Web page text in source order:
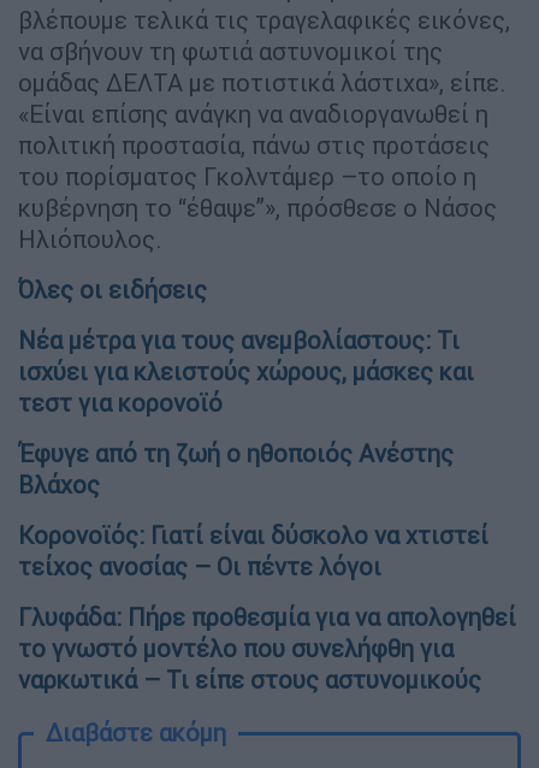
βλέπουμε τελικά τις τραγελαφικές εικόνες,
να σβήνουν τη φωτιά αστυνομικοί της
ομάδας ΔΕΛΤΑ με ποτιστικά λάστιχα», είπε.
«Είναι επίσης ανάγκη να αναδιοργανωθεί η
πολιτική προστασία, πάνω στις προτάσεις
του πορίσματος Γκολντάμερ –το οποίο η
κυβέρνηση το “έθαψε”», πρόσθεσε ο Νάσος
Ηλιόπουλος.
Όλες οι ειδήσεις
Νέα μέτρα για τους ανεμβολίαστους: Τι
ισχύει για κλειστούς χώρους, μάσκες και
τεστ για κορονοϊό
Έφυγε από τη ζωή ο ηθοποιός Ανέστης
Βλάχος
Κορονοϊός: Γιατί είναι δύσκολο να χτιστεί
τείχος ανοσίας – Οι πέντε λόγοι
Γλυφάδα: Πήρε προθεσμία για να απολογηθεί
το γνωστό μοντέλο που συνελήφθη για
ναρκωτικά – Τι είπε στους αστυνομικούς
Διαβάστε ακόμη